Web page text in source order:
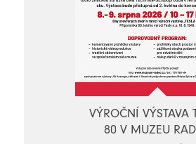
VÝROČNÍ VÝSTAVA
80 V MUZEU